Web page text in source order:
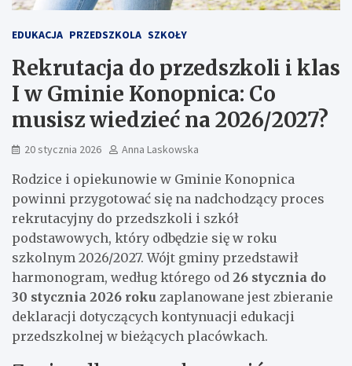
EDUKACJA PRZEDSZKOLA SZKOŁY
Rekrutacja do przedszkoli i klas
I w Gminie Konopnica: Co
musisz wiedzieć na 2026/2027?
20 stycznia 2026 Anna Laskowska
Rodzice i opiekunowie w Gminie Konopnica
powinni przygotować się na nadchodzący proces
rekrutacyjny do przedszkoli i szkół
podstawowych, który odbędzie się w roku
szkolnym 2026/2027. Wójt gminy przedstawił
harmonogram, według którego od 26 stycznia do
30 stycznia 2026 roku zaplanowane jest zbieranie
deklaracji dotyczących kontynuacji edukacji
przedszkolnej w bieżących placówkach.